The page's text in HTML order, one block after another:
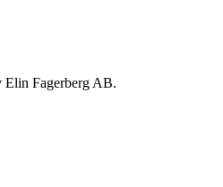
Elin Fagerberg AB.